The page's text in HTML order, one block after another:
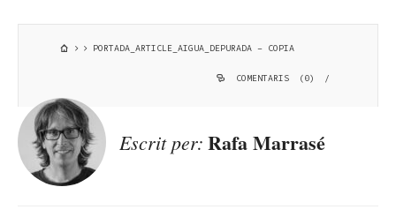
PORTADA_ARTICLE_AIGUA_DEPURADA – COPIA
COMENTARIS (0) /
Escrit per: Rafa Marrasé